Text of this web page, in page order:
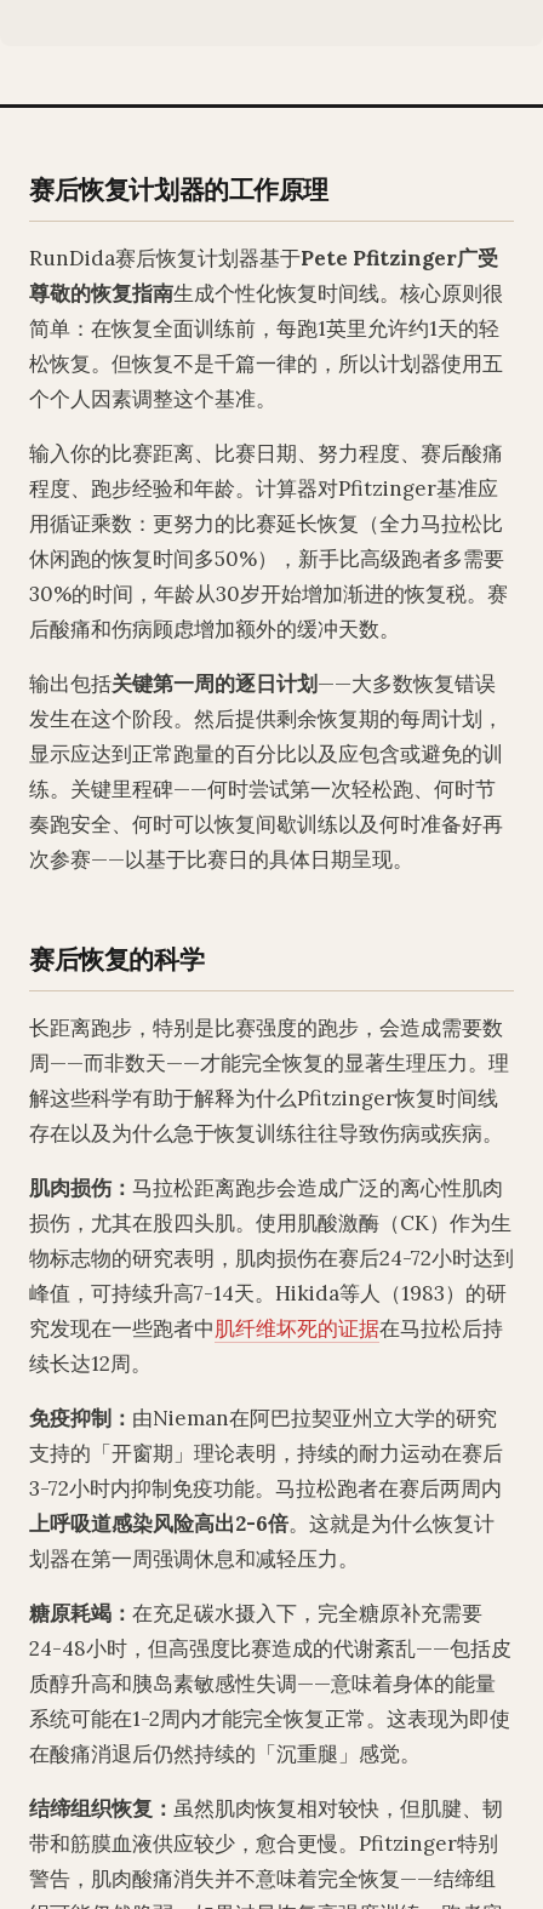
赛后恢复计划器的工作原理
RunDida赛后恢复计划器基于Pete Pfitzinger广受
尊敬的恢复指南生成个性化恢复时间线。核心原则很
简单：在恢复全面训练前，每跑1英里允许约1天的轻
松恢复。但恢复不是千篇一律的，所以计划器使用五
个个人因素调整这个基准。
输入你的比赛距离、比赛日期、努力程度、赛后酸痛
程度、跑步经验和年龄。计算器对Pfitzinger基准应
用循证乘数：更努力的比赛延长恢复（全力马拉松比
休闲跑的恢复时间多50%），新手比高级跑者多需要
30%的时间，年龄从30岁开始增加渐进的恢复税。赛
后酸痛和伤病顾虑增加额外的缓冲天数。
输出包括关键第一周的逐日计划——大多数恢复错误
发生在这个阶段。然后提供剩余恢复期的每周计划，
显示应达到正常跑量的百分比以及应包含或避免的训
练。关键里程碑——何时尝试第一次轻松跑、何时节
奏跑安全、何时可以恢复间歇训练以及何时准备好再
次参赛——以基于比赛日的具体日期呈现。
赛后恢复的科学
长距离跑步，特别是比赛强度的跑步，会造成需要数
周——而非数天——才能完全恢复的显著生理压力。理
解这些科学有助于解释为什么Pfitzinger恢复时间线
存在以及为什么急于恢复训练往往导致伤病或疾病。
肌肉损伤： 马拉松距离跑步会造成广泛的离心性肌肉
损伤，尤其在股四头肌。使用肌酸激酶（CK）作为生
物标志物的研究表明，肌肉损伤在赛后24-72小时达到
峰值，可持续升高7-14天。Hikida等人（1983）的研
究发现在一些跑者中肌纤维坏死的证据在马拉松后持
续长达12周。
免疫抑制： 由Nieman在阿巴拉契亚州立大学的研究
支持的「开窗期」理论表明，持续的耐力运动在赛后
3-72小时内抑制免疫功能。马拉松跑者在赛后两周内
上呼吸道感染风险高出2-6倍。这就是为什么恢复计
划器在第一周强调休息和减轻压力。
糖原耗竭： 在充足碳水摄入下，完全糖原补充需要
24-48小时，但高强度比赛造成的代谢紊乱——包括皮
质醇升高和胰岛素敏感性失调——意味着身体的能量
系统可能在1-2周内才能完全恢复正常。这表现为即使
在酸痛消退后仍然持续的「沉重腿」感觉。
结缔组织恢复： 虽然肌肉恢复相对较快，但肌腱、韧
带和筋膜血液供应较少，愈合更慢。Pfitzinger特别
警告，肌肉酸痛消失并不意味着完全恢复——结缔组